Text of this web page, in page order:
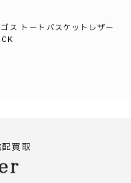
トートバスケットレザー
買取